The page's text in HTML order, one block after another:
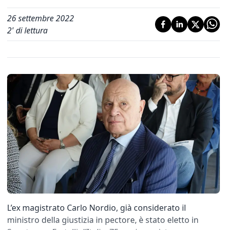
26 settembre 2022
2' di lettura
L’ex magistrato Carlo Nordio, già considerato il
ministro della giustizia in pectore, è stato eletto in